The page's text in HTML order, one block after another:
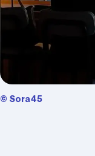
© Sora45